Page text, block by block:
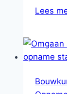
Lees